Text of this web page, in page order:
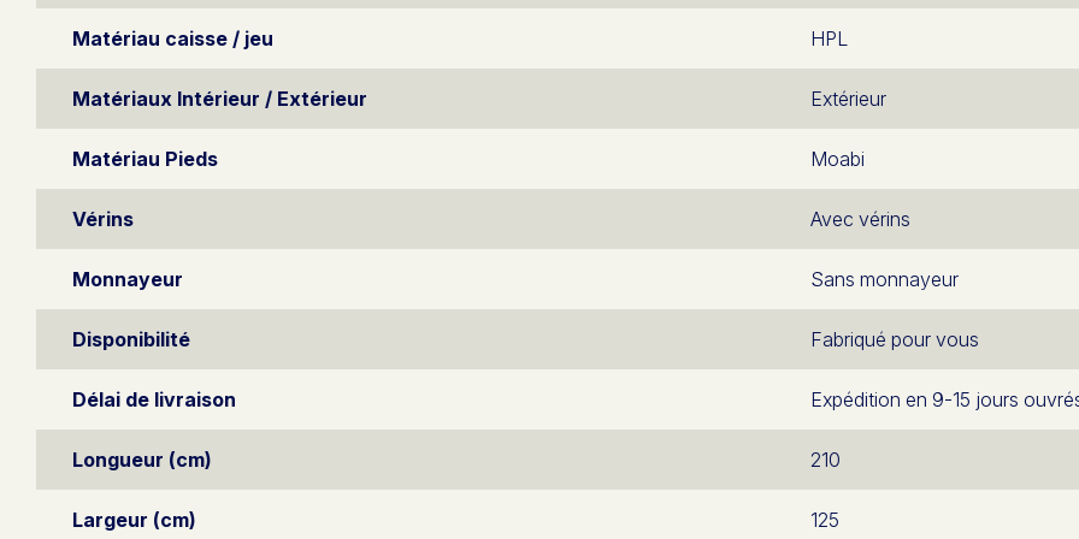
Matériau caisse / jeu HPL
Matériaux Intérieur / Extérieur Extérieur
Matériau Pieds Moabi
Vérins Avec vérins
Monnayeur Sans monnayeur
Disponibilité Fabriqué pour vous
Délai de livraison Expédition en 9-15 jours
Longueur (cm) 210
Largeur (cm) 125